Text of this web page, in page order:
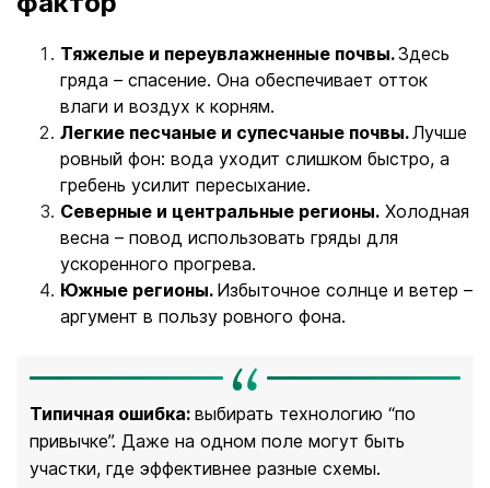
Тяжелые и переувлажненные почвы.Здесь
гряда – спасение. Она обеспечивает отток
влаги и воздух к корням.
Легкие песчаные и супесчаные почвы.Лучше
ровный фон: вода уходит слишком быстро, а
гребень усилит пересыхание.
Северные и центральные регионы. Холодная
весна – повод использовать гряды для
ускоренного прогрева.
Южные регионы. Избыточное солнце и ветер –
аргумент в пользу ровного фона.
Типичная ошибка: выбирать технологию “по
привычке”. Даже на одном поле могут быть
участки, где эффективнее разные схемы.